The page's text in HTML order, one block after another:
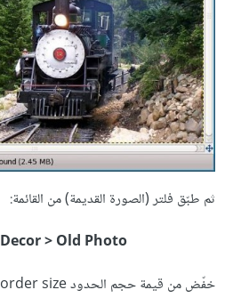
ثم طبّق فلتر (الصورة القديمة) من القائمة:
> Old Photo